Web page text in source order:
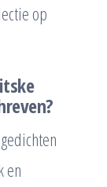
op
en